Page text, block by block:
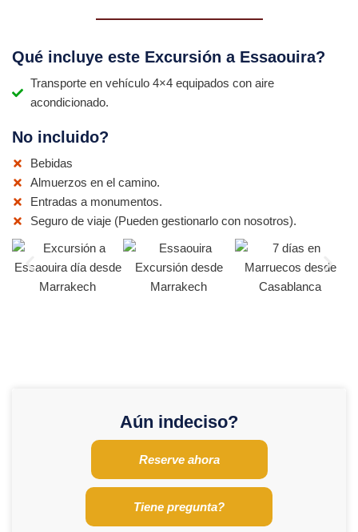
Qué incluye este Excursión a Essaouira?
Transporte en vehículo 4×4 equipados con aire
acondicionado.
No incluido?
Bebidas
Almuerzos en el camino.
Entradas a monumentos.
Seguro de viaje (Pueden gestionarlo con nosotros).
Aún indeciso?
Reserve ahora
Tiene pregunta?